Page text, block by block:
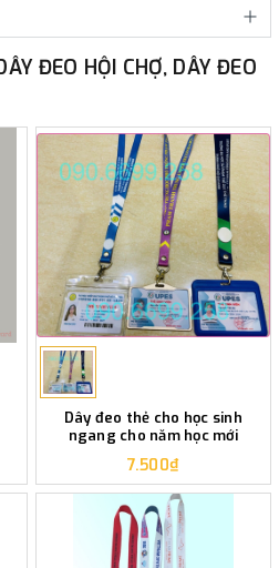
ĐEO HỘI CHỢ, DÂY ĐEO
Dây đeo thẻ cho học sinh
ngang cho năm học mới
7.500₫